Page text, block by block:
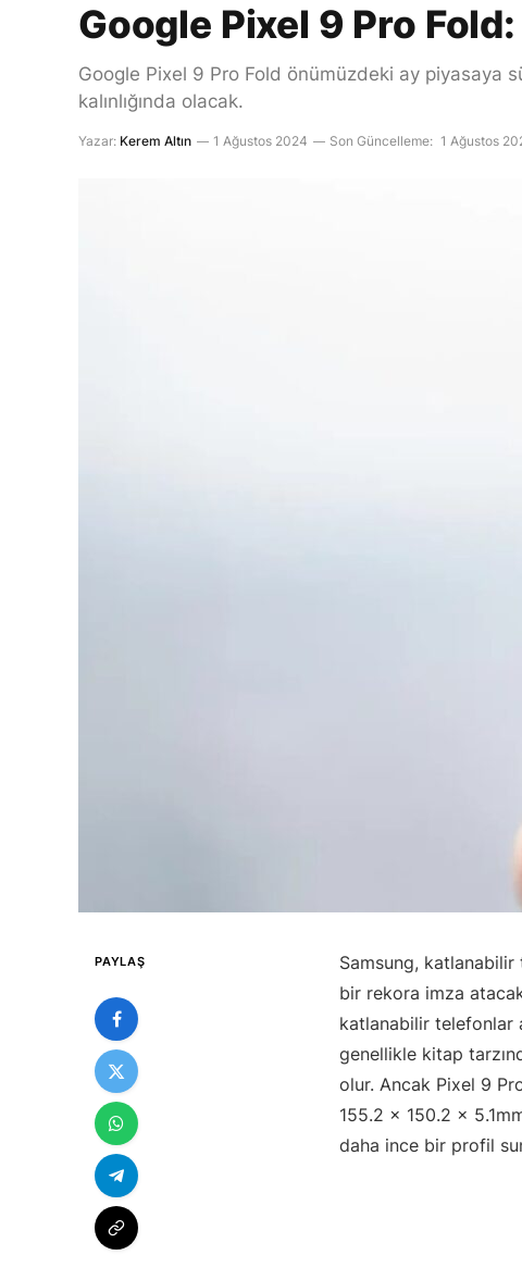
Google Pixel 9 Pro
Google Pixel 9 Pro Fold önümüzdeki ay piyasaya
kalınlığında olacak.
Yazar: Kerem Altın 1 Ağustos 2024 Son Güncelleme: 1 Ağustos
PAYLAŞ
Samsung, katlanabilir
bir rekora imza
katlanabilir telefonlar
genellikle kitap
olur. Ancak Pixel 9
155.2 x 150.2 x
daha ince bir profil